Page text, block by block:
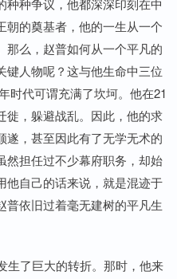
种争议，他都深深印刻在中
朝的奠基者，他的一生从一个
那么，赵普如何从一个平凡的
键人物呢？这与他生命中三位
时代可谓充满了坎坷。他在21
徙，躲避战乱。因此，他的求
遂，甚至因此有了无学无术的
然担任过不少幕府职务，却始
他自己的话来说，就是混迹于
普依旧过着毫无建树的平凡生
生了巨大的转折。那时，他来